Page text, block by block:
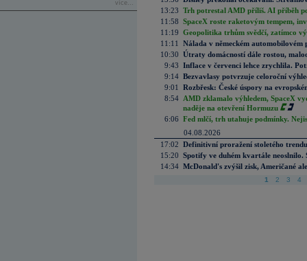
více...
13:23 Trh potrestal AMD příliš. AI příběh
11:58 SpaceX roste raketovým tempem,
11:19 Geopolitika trhům svědčí, zatímco
11:11
Nálada v německém automobilovém
10:30 Útraty domácností dále rostou,
9:43 Inflace v červenci lehce zrychlila.
9:14 Bezvavlasy potvrzuje celoroční
9:01
Rozbřesk: České úspory na
8:54 AMD zklamalo výhledem, SpaceX
naděje na otevření Hormuzu
6:06 Fed mlčí, trh utahuje podmínky.
04.08.2026
17:02 Definitivní proražení stoletého
15:20 Spotify ve duhém kvartále neoslnilo.
14:34 McDonald's zvýšil zisk, Američané
1 2 3 4